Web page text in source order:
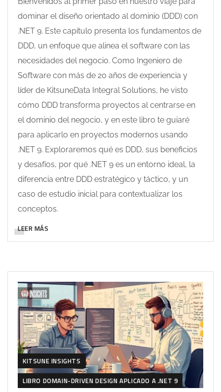
dominar el diseño orientado al dominio (DDD) con
.NET 9. Este capítulo presenta los fundamentos de
DDD, un enfoque que alinea el software con las
necesidades del negocio. Como Ingeniero de
Software con más de 20 años de experiencia y
líder de KitsuneData Integral Solutions, he visto
cómo DDD transforma proyectos al centrarse en
el dominio del negocio, y en este libro te guiaré
para aplicarlo en proyectos modernos usando
.NET 9. Exploraremos qué es DDD, sus beneficios
y desafíos, por qué .NET 9 es un entorno ideal, la
diferencia entre DDD estratégico y táctico, y un
caso de estudio inicial para contextualizar los
conceptos.
LEER MÁS
KITSUNE INSIGHTS
LIBRO DOMAIN-DRIVEN DESIGN APLICADO A .NET 9